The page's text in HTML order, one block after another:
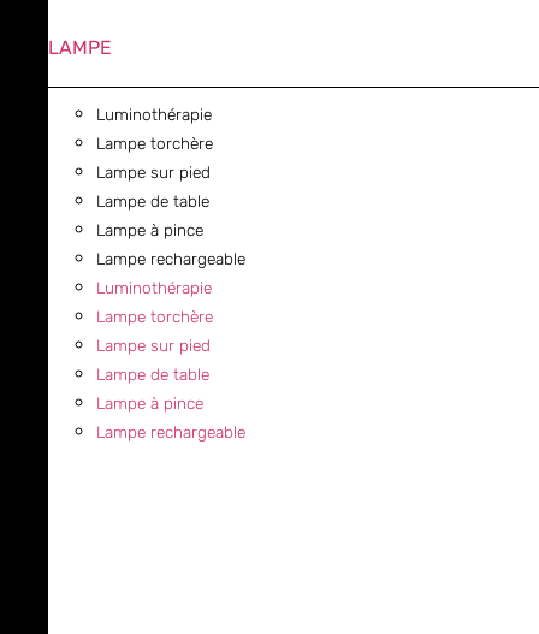
LAMPE
Luminothérapie
Lampe torchère
Lampe sur pied
Lampe de table
Lampe à pince
Lampe rechargeable
Luminothérapie
Lampe torchère
Lampe sur pied
Lampe de table
Lampe à pince
Lampe rechargeable